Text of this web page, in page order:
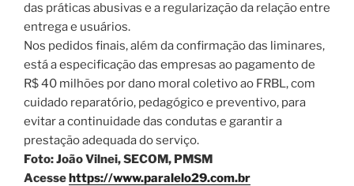
das práticas abusivas e a regularização da relação entre
entrega e usuários.
Nos pedidos finais, além da confirmação das liminares,
está a especificação das empresas ao pagamento de
R$ 40 milhões por dano moral coletivo ao FRBL, com
cuidado reparatório, pedagógico e preventivo, para
evitar a continuidade das condutas e garantir a
prestação adequada do serviço.
Foto: João Vilnei, SECOM, PMSM
Acessehttps://www.paralelo29.com.br